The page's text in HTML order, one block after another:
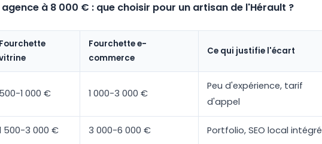
à 8 000 € : que choisir pour un artisan de l'Hérault ?
Fourchette
Fourchette e-
commerce
Ce qui justifie l'écart
500-1 000 € 1 000-3 000 €
Peu d'expérience, tarif
d'appel
500-3 000 € 3 000-6 000 € Portfolio, SEO local intégré